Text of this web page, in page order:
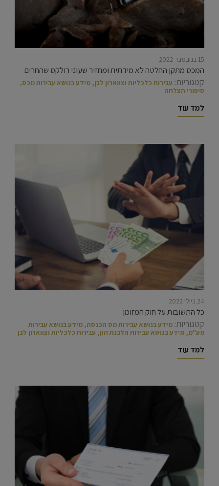
15 בנובמבר 2022
המכס מתקן החלטה לא מידתית ומחזיר שעוני רולקס שהחרים
קטגוריות: עבירות כלכליות וצווארון לבן, מידע בנושא עבירות מכס,
סיפורי הצלחה
למד עוד
24 ביולי 2022
כל התשובות על חוק המזומן
קטגוריות: מידע בנושא עבירות מס הכנסה, מידע בנושא עבירות
מע"מ, מידע בנושא עבירות הלבנת הון, עבירות כלכליות וצווארון לבן
למד עוד